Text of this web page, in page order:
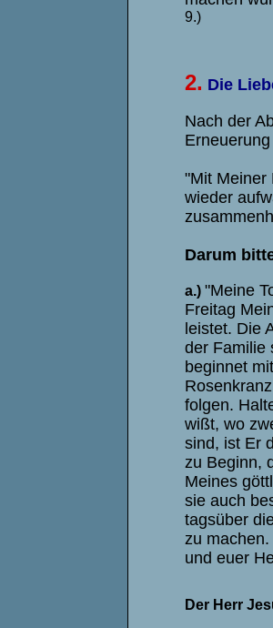
9.)
2. Die
Nach der
"Mit Meiner
wieder
Darum
a.) "Meine
Freitag
leistet. Die
der Familie
beginnet
folgen.
wißt, wo
sind, ist Er
zu Beginn,
Meines
sie auch
tagsüber
zu
und euer
Der Herr